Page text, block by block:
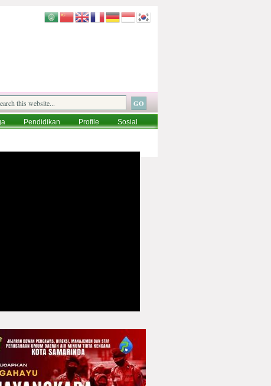
Pendidikan Profile
Sosial